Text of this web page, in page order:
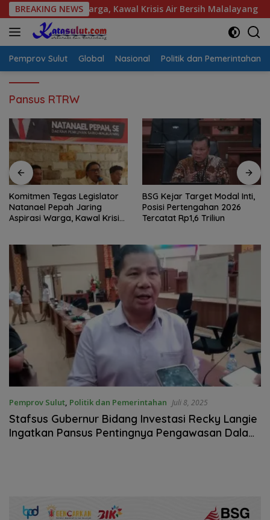
Langsung
ke
konten
BREAKING NEWS
Warga, Kawal Krisis Air Bersih Malalayang II Hingga
Pemprov Sulut Global Nasional Politik dan Pemerintahan
Pansus RTRW
Komitmen Tegas Legislator
Natanael Pepah Jaring
Aspirasi Warga, Kawal Krisis
Infrastruktur
BSG Kejar Target Modal Inti,
Posisi Pertengahan 2026
Tercatat Rp1,6 Triliun
Pemprov Sulut, Politik dan Pemerintahan Juli 8, 2025
Stafsus Gubernur Bidang Investasi Recky Langie
Ingatkan Pansus Pentingnya Pengawasan Dalam